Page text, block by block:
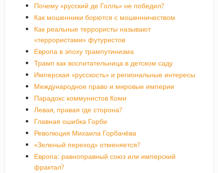
Почему «русский де Голль» не победил?
Как мошенники борются с мошенничеством
Как реальные террористы называют
«террористами» футуристов
Европа в эпоху трампутинизма
Трамп как воспитательница в детском саду
Имперская «русскость» и региональные интересы
Международное право и мировые империи
Парадокс коммунистов Коми
Левая, правая где сторона?
Главная ошибка Горби
Революция Михаила Горбачёва
«Зеленый переход» отменяется?
Европа: равноправный союз или имперский
фрактал?